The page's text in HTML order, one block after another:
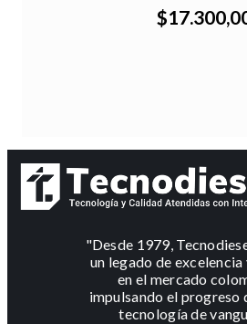
"Desde 1979,
un legado de
en el mercado
impulsando el progreso
tecnología de